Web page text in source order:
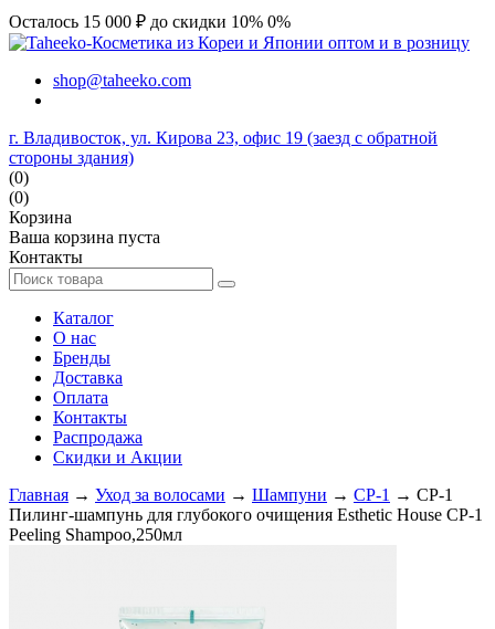
Осталось 15 000 ₽ до скидки 10% 0%
shop@taheeko.com
г. Владивосток, ул. Кирова 23, офис 19 (заезд с обратной
стороны здания)
(0)
(0)
Корзина
Ваша корзина пуста
Контакты
Каталог
О нас
Бренды
Доставка
Оплата
Контакты
Распродажа
Скидки и Акции
Главная → Уход за волосами → Шампуни → CP-1 → CP-1
Пилинг-шампунь для глубокого очищения Esthetic House CP-1
Peeling Shampoo,250мл